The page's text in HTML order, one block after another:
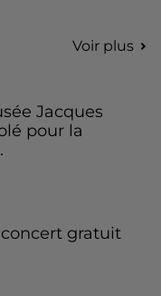
Voir plus
Jacques
pour la
gratuit